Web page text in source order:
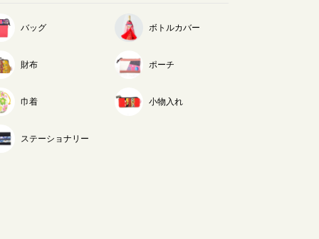
バッグ ボトルカバー
財布 ポーチ
巾着 小物入れ
ステーショナリー